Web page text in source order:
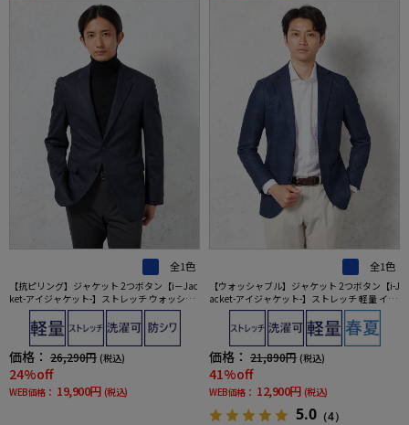
全1色
【抗ピリング】ジャケット 2つボタン【i－Jac
ket-アイジャケット-】ストレッチ ウォッシャ
ブル チェック ネイビー 秋冬
価格： 26,290円 (税込)
24%off
WEB価格： 19,900円 (税込)
全1色
【ウォッシャブル】ジャケット 2つボタン【i-J
acket-アイジャケット-】ストレッチ 軽量 イタ
リアンチェック柄 ネイビー 春夏
価格： 21,890円 (税込)
41%off
WEB価格： 12,900円 (税込)
5.0 （4）